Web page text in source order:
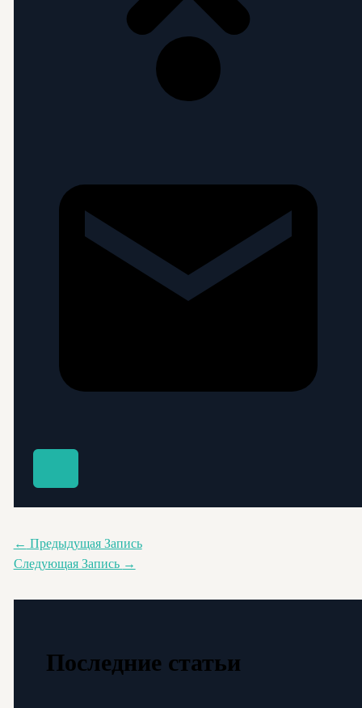
← Предыдущая Запись
Следующая Запись →
Последние статьи